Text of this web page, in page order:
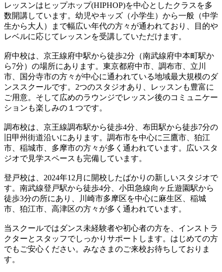
レッスンはヒップホップ(HIPHOP)を中心としたクラスを多
数開講しています。幼児やキッズ（小学生）から一般（中学
生から大人）まで幅広い年代の方々が通われており、目的や
レベルに応じてレッスンを受講していただけます。
府中校は、京王線府中駅から徒歩2分（南武線府中本町駅か
ら7分）の場所にあります。東京都府中市、調布市、立川
市、国分寺市の方々が中心に通われている地域最大規模のダ
ンススクールです。2つのスタジオあり、レッスンも豊富に
ご用意。そして広めのラウンジでレッスン後のコミュニケー
ションも楽しみの１つです。
調布校は、京王線調布駅から徒歩4分、布田駅から徒歩7分の
旧甲州街道沿いにあります。調布市を中心に三鷹市、狛江
市、稲城市、多摩市の方々が多く通われています。広いスタ
ジオで見学スペースも完備しています。
登戸校は、2024年12月に開校したばかりの新しいスタジオで
す。南武線登戸駅から徒歩4分、小田急線向ヶ丘遊園駅から
徒歩3分の所にあり、川崎市多摩区を中心に麻生区、稲城
市、狛江市、高津区の方々が多く通われています。
当スクールではダンス未経験者や初心者の方を、インストラ
クターとスタッフでしっかりサポートします。はじめての方
でもご安心ください。みなさまのご来校お待ちしておりま
す。